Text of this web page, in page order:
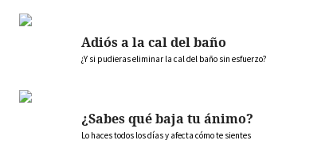
Adiós a la cal del baño
¿Y si pudieras eliminar la cal del baño sin esfuerzo?
¿Sabes qué baja tu ánimo?
Lo haces todos los días y afecta cómo te sientes